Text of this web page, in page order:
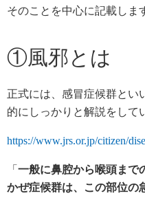
そのことを中心に記載しま
①風邪とは
正式には、感冒症候群とい
的にしっかりと解説をして
https://www.jrs.or.jp/citizen/
「 一般に鼻腔から喉頭まで
かぜ症候群は、この部位の